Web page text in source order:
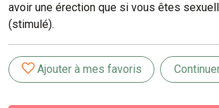
avoir une érection que si vous êtes
(stimulé).
Ajouter à mes favoris